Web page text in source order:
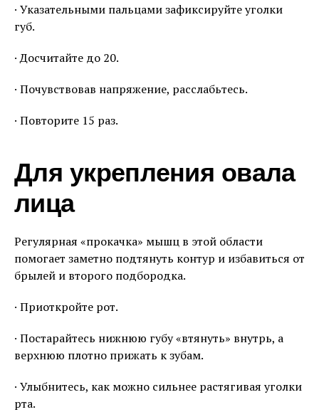
· Указательными пальцами зафиксируйте уголки
губ.
· Досчитайте до 20.
· Почувствовав напряжение, расслабьтесь.
· Повторите 15 раз.
Для укрепления овала
лица
Регулярная «прокачка» мышц в этой области
помогает заметно подтянуть контур и избавиться от
брылей и второго подбородка.
· Приоткройте рот.
· Постарайтесь нижнюю губу «втянуть» внутрь, а
верхнюю плотно прижать к зубам.
· Улыбнитесь, как можно сильнее растягивая уголки
рта.